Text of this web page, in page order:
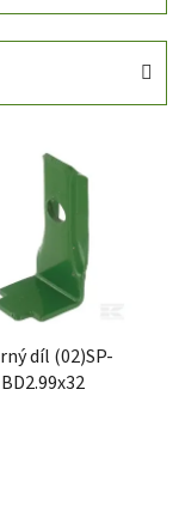
díl (02)SP-
BD2.99x32